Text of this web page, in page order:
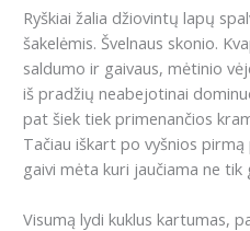
Ryškiai žalia džiovintų lapų
šakelėmis. Švelnaus skonio.
saldumo ir gaivaus, mėtinio
iš pradžių neabejotinai
pat šiek tiek primenančios
Tačiau iškart po vyšnios
gaivi mėta kuri jaučiama ne
Visumą lydi kuklus kartumas,